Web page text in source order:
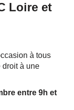
Loire et
à tous
droit à une
entre 9h et